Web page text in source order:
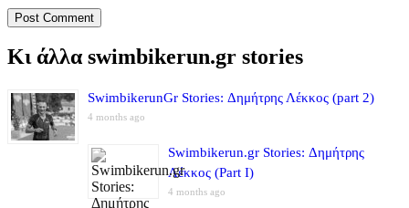
Κι άλλα swimbikerun.gr stories
SwimbikerunGr Stories: Δημήτρης Λέκκος (part 2)
4 months ago
Swimbikerun.gr Stories: Δημήτρης
Λέκκος (Part I)
4 months ago